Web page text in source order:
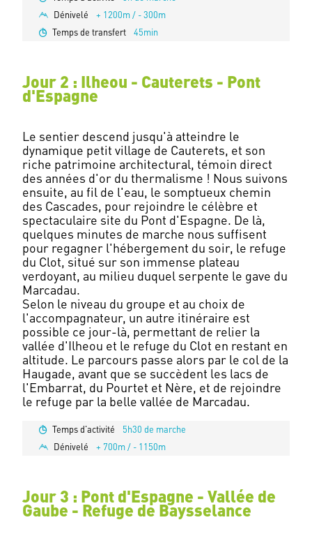
Dénivelé
+ 1200m / - 300m
Temps de transfert
45min
Jour 2 : Ilheou - Cauterets - Pont
d'Espagne
Le sentier descend jusqu'à atteindre le
dynamique petit village de Cauterets, et son
riche patrimoine architectural, témoin direct
des années d'or du thermalisme ! Nous suivons
ensuite, au fil de l'eau, le somptueux chemin
des Cascades, pour rejoindre le célèbre et
spectaculaire site du Pont d'Espagne. De là,
quelques minutes de marche nous suffisent
pour regagner l'hébergement du soir, le refuge
du Clot, situé sur son immense plateau
verdoyant, au milieu duquel serpente le gave du
Marcadau.
Selon le niveau du groupe et au choix de
l'accompagnateur, un autre itinéraire est
possible ce jour-là, permettant de relier la
vallée d'Ilheou et le refuge du Clot en restant en
altitude. Le parcours passe alors par le col de la
Haugade, avant que se succèdent les lacs de
l'Embarrat, du Pourtet et Nère, et de rejoindre
Temps d'activité
5h30 de marche
Dénivelé
+ 700m / - 1150m
Jour 3 : Pont d'Espagne - Vallée de
Gaube - Refuge de Baysselance